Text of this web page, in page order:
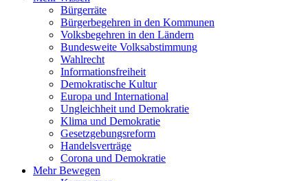
Bürgerräte
Bürgerbegehren in den Kommunen
Volksbegehren in den Ländern
Bundesweite Volksabstimmung
Wahlrecht
Informationsfreiheit
Demokratische Kultur
Europa und International
Ungleichheit und Demokratie
Klima und Demokratie
Gesetzgebungsreform
Handelsverträge
Corona und Demokratie
Mehr Bewegen